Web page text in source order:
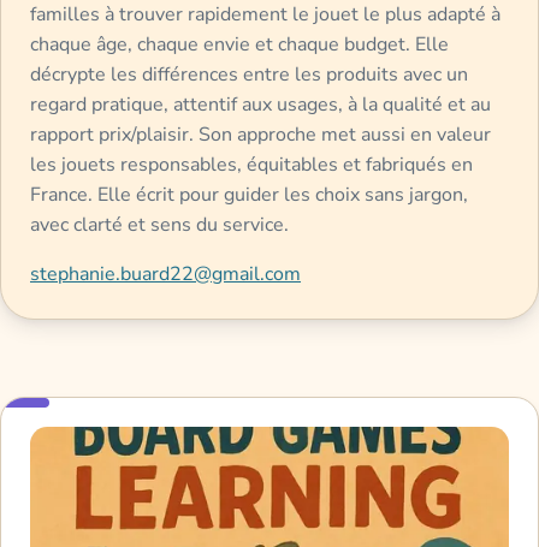
familles à trouver rapidement le jouet le plus adapté à
chaque âge, chaque envie et chaque budget. Elle
décrypte les différences entre les produits avec un
regard pratique, attentif aux usages, à la qualité et au
rapport prix/plaisir. Son approche met aussi en valeur
les jouets responsables, équitables et fabriqués en
France. Elle écrit pour guider les choix sans jargon,
avec clarté et sens du service.
stephanie.buard22@gmail.com